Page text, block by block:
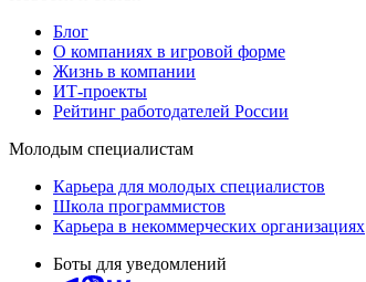
Блог
О компаниях в игровой форме
Жизнь в компании
ИТ-проекты
Рейтинг работодателей России
Молодым специалистам
Карьера для молодых специалистов
Школа программистов
Карьера в некоммерческих организациях
Боты для уведомлений